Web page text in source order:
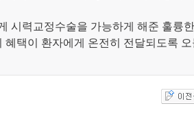
시력교정수술을 가능하게 해준 훌륭
택이 환자에게 온전히 전달되도록